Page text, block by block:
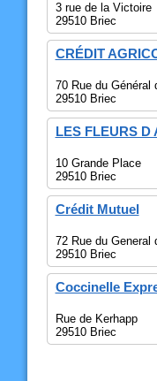
3 rue de la Victoire
29510 Briec
CRÉDIT
70 Rue du Général
29510 Briec
LES FLEURS D
10 Grande Place
29510 Briec
Crédit Mutuel
72 Rue du General
29510 Briec
Coccinelle
Rue de Kerhapp
29510 Briec